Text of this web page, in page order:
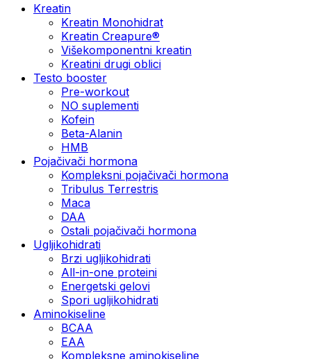
Kreatin
Kreatin Monohidrat
Kreatin Creapure®
Višekomponentni kreatin
Kreatini drugi oblici
Testo booster
Pre-workout
NO suplementi
Kofein
Beta-Alanin
HMB
Pojačivači hormona
Kompleksni pojačivači hormona
Tribulus Terrestris
Maca
DAA
Ostali pojačivači hormona
Ugljikohidrati
Brzi ugljikohidrati
All-in-one proteini
Energetski gelovi
Spori ugljikohidrati
Aminokiseline
BCAA
EAA
Kompleksne aminokiseline